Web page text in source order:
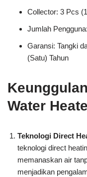
Collector: 3 Pcs
Jumlah
Garansi: Tangki
(Satu) Tahun
Water
Teknologi Direct
teknologi direct
memanaskan air
menjadikan